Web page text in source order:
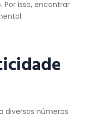
Por isso, encontrar
diversos números